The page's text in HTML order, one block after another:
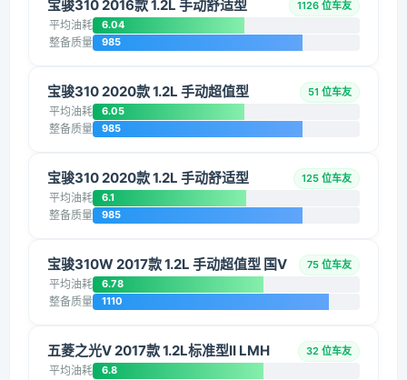
宝骏310 2016款 1.2L 手动舒适型 1126 位车友
平均油耗 6.04
整备质量 985
宝骏310 2020款 1.2L 手动超值型 51 位车友
平均油耗 6.05
整备质量 985
宝骏310 2020款 1.2L 手动舒适型 125 位车友
平均油耗 6.1
整备质量 985
宝骏310W 2017款 1.2L 手动超值型 国V 75 位车友
平均油耗 6.78
整备质量 1110
五菱之光V 2017款 1.2L标准型II LMH 32 位车友
平均油耗 6.8